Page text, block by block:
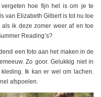
hoe fijn het is om je te
van Elizabeth Gilbert is tot nu toe
ik deze zomer weer af en toe
Reading’s?
een foto aan het maken in de
Zo goor. Gelukkig niet in
Ik kan er wel om lachen.
afspoelen.